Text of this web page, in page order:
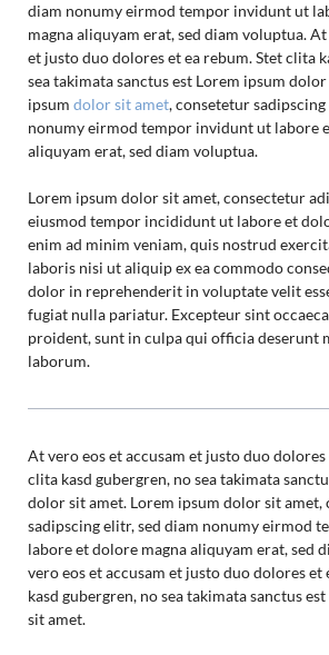
diam nonumy eirmod tempor invidunt ut
magna aliquyam erat, sed diam voluptua.
et justo duo dolores et ea rebum. Stet clita
sea takimata sanctus est Lorem ipsum
ipsum dolor sit amet, consetetur
nonumy eirmod tempor invidunt ut labore
aliquyam erat, sed diam voluptua.
Lorem ipsum dolor sit amet, consectetur
eiusmod tempor incididunt ut labore et
enim ad minim veniam, quis nostrud
laboris nisi ut aliquip ex ea commodo
dolor in reprehenderit in voluptate velit
fugiat nulla pariatur. Excepteur sint
proident, sunt in culpa qui officia deserunt
laborum.
At vero eos et accusam et justo duo dolores
clita kasd gubergren, no sea takimata
dolor sit amet. Lorem ipsum dolor sit amet,
sadipscing elitr, sed diam nonumy eirmod
labore et dolore magna aliquyam erat, sed
vero eos et accusam et justo duo dolores et
kasd gubergren, no sea takimata sanctus
sit amet.